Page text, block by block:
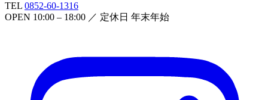
TEL 0852-60-1316
OPEN 10:00 – 18:00 ／ 定休日 年末年始